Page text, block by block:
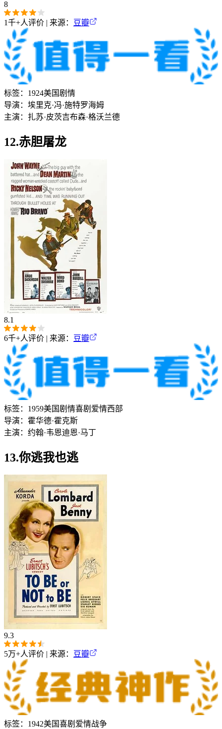
8
1千+人评价 | 来源： 豆瓣
标签： 1924美国 剧情
导演： 埃里克·冯·施特罗海姆
主演： 扎苏·皮茨吉布森·格沃兰德
12.赤胆屠龙
8.1
6千+人评价 | 来源： 豆瓣
标签： 1959美国 剧情喜剧 爱情西部
导演： 霍华德·霍克斯
主演： 约翰·韦恩迪恩·马丁
13.你逃我也逃
9.3
5万+人评价 | 来源： 豆瓣
标签： 1942美国喜剧 爱情战争